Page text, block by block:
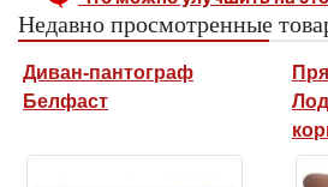
Недавно просмотренные
Диван-пантограф
Белфаст